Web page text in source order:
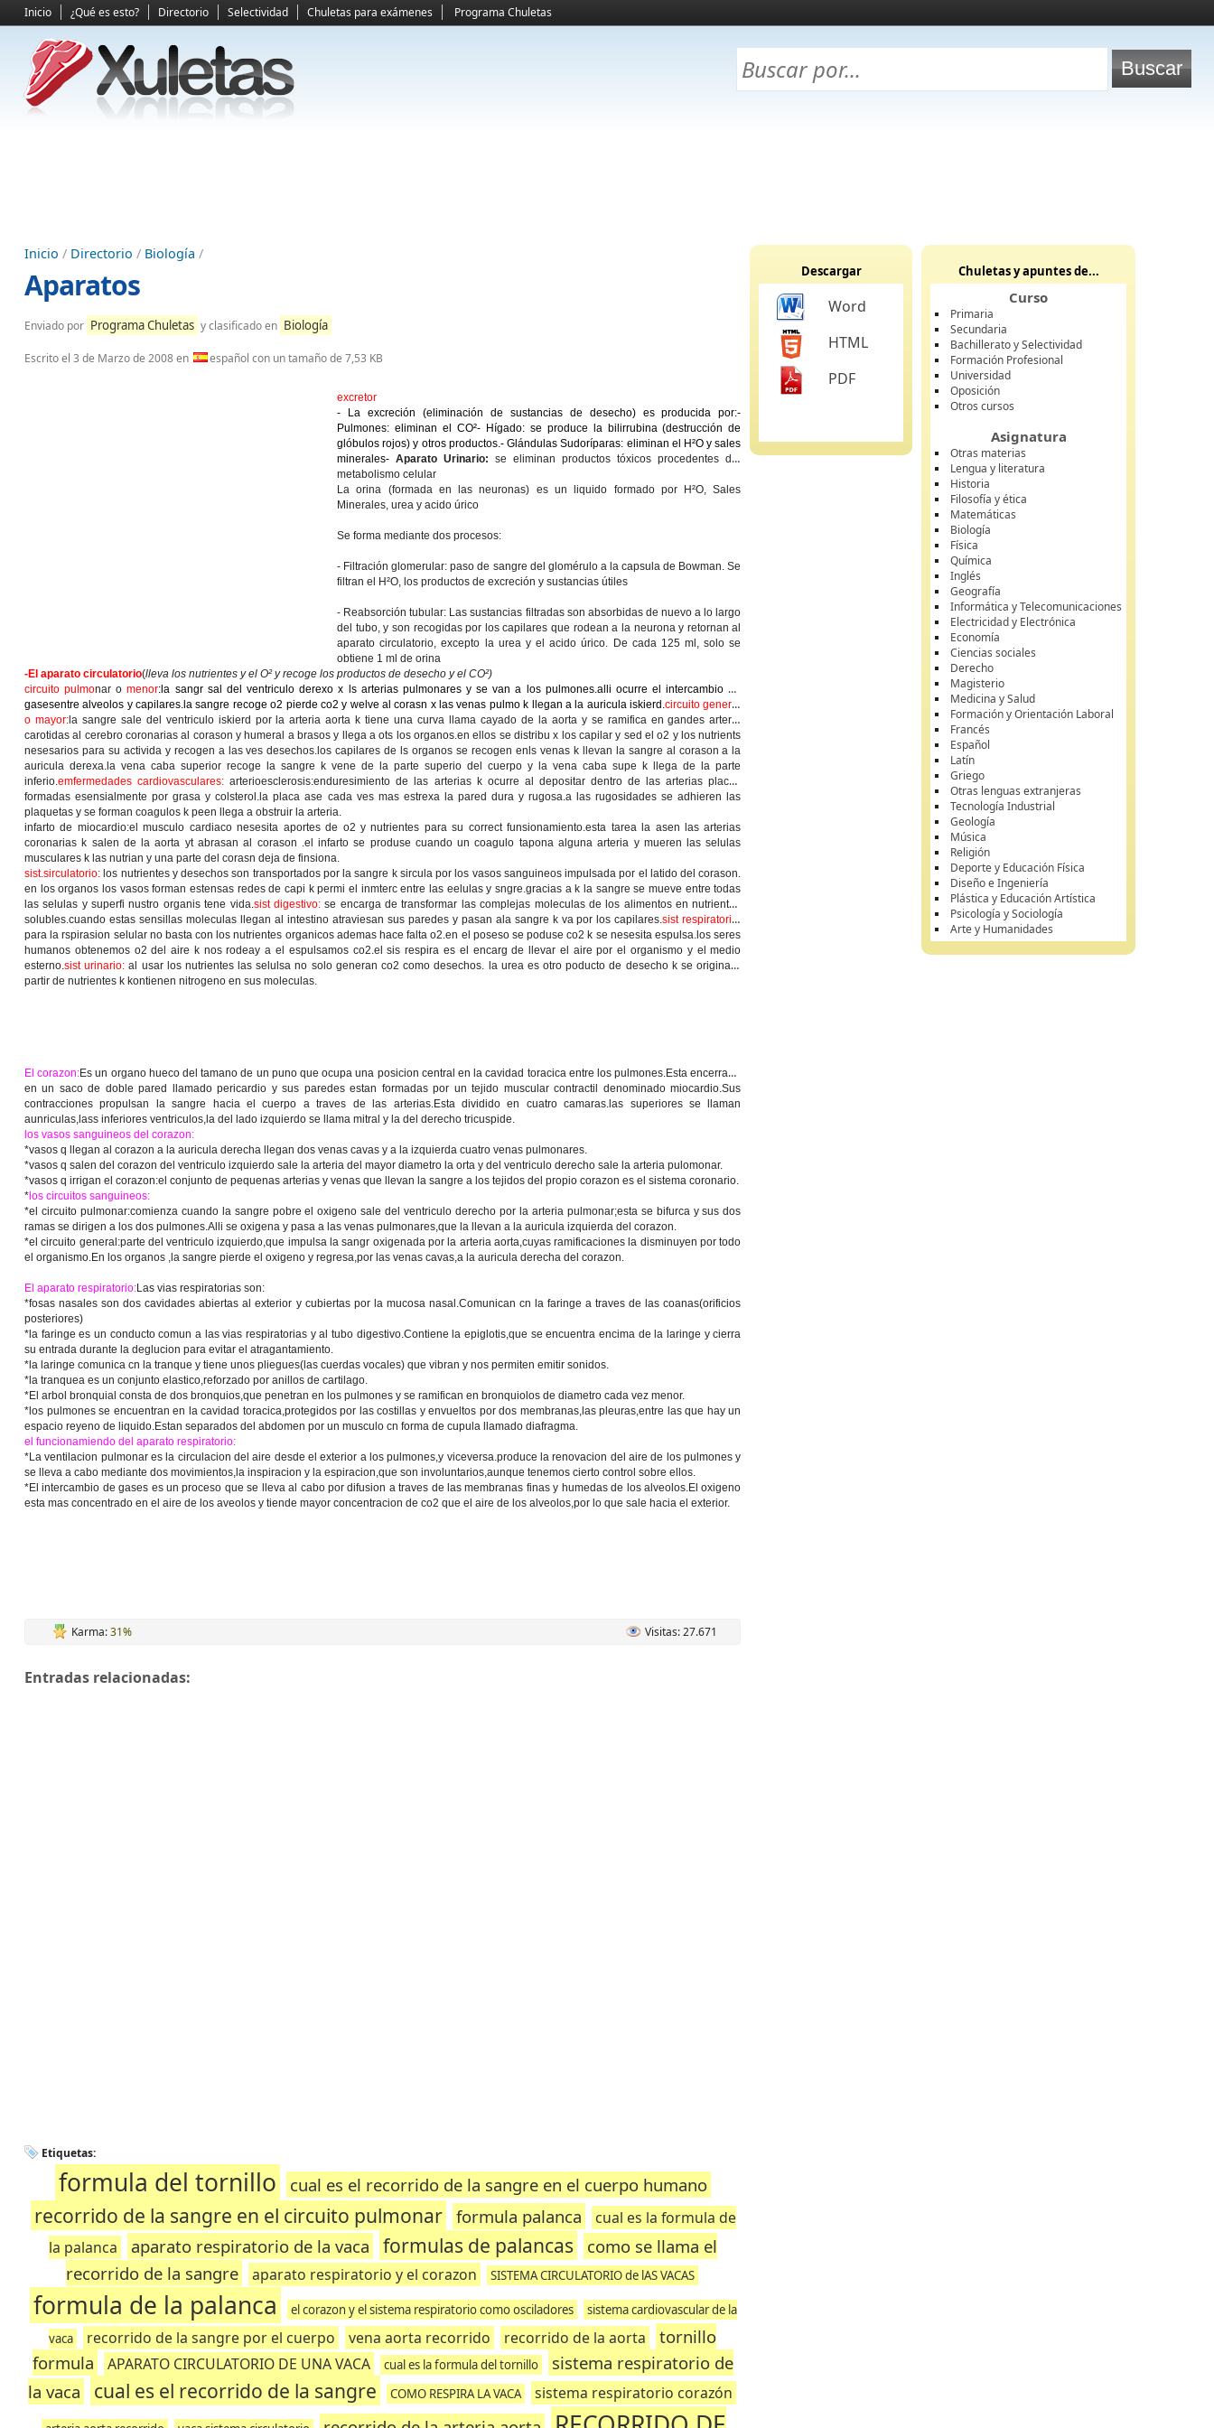
Inicio ¿Qué es esto? Directorio Selectividad Chuletas para exámenes Programa Chuletas
Inicio / Directorio / Biología /
Aparatos
Enviado por Programa Chuletas y clasificado en Biología
Escrito el 3 de Marzo de 2008en español con un tamaño de 7,53 KB
excretor
- La excreción (eliminación de sustancias de desecho) es producida por:-
Pulmones: eliminan el CO²- Hígado: se produce la bilirrubina (destrucción de
glóbulos rojos) y otros productos.- Glándulas Sudoríparas: eliminan el H²O y sales
minerales-Aparato Urinario:se eliminan productos tóxicos procedentes del
metabolismo celular
La orina (formada en las neuronas) es un liquido formado por H²O, Sales
Minerales, urea y acido úrico
Se forma mediante dos procesos:
- Filtración glomerular: paso de sangre del glomérulo a la capsula de Bowman. Se
filtran el H²O, los productos de excreción y sustancias útiles
- Reabsorción tubular: Las sustancias filtradas son absorbidas de nuevo a lo largo
del tubo, y son recogidas por los capilares que rodean a la neurona y retornan al
aparato circulatorio, excepto la urea y el acido úrico. De cada 125 ml, solo se
obtiene 1 ml de orina
-El aparato circulatorio(lleva los nutrientes y el O² y recoge los productos de desecho y el CO²)
circuito pulmonar o menor:la sangr sal del ventriculo derexo x ls arterias pulmonares y se van a los pulmones.alli ocurre el intercambio de
gasesentre alveolos y capilares.la sangre recoge o2 pierde co2 y welve al corasn x las venas pulmo k llegan a la auricula iskierd.circuito general
o mayor:la sangre sale del ventriculo iskierd por la arteria aorta k tiene una curva llama cayado de la aorta y se ramifica en gandes arteria
carotidas al cerebro coronarias al corason y humeral a brasos y llega a ots los organos.en ellos se distribu x los capilar y sed el o2 y los nutrients
nesesarios para su activida y recogen a las ves desechos.los capilares de ls organos se recogen enls venas k llevan la sangre al corason a la
auricula derexa.la vena caba superior recoge la sangre k vene de la parte superio del cuerpo y la vena caba supe k llega de la parte
inferio.emfermedades cardiovasculares:arterioesclerosis:enduresimiento de las arterias k ocurre al depositar dentro de las arterias placas
formadas esensialmente por grasa y colsterol.la placa ase cada ves mas estrexa la pared dura y rugosa.a las rugosidades se adhieren las
plaquetas y se forman coagulos k peen llega a obstruir la arteria.
infarto de miocardio:el musculo cardiaco nesesita aportes de o2 y nutrientes para su correct funsionamiento.esta tarea la asen las arterias
coronarias k salen de la aorta yt abrasan al corason .el infarto se produse cuando un coagulo tapona alguna arteria y mueren las selulas
musculares k las nutrian y una parte del corasn deja de finsiona.
sist.sirculatorio: los nutrientes y desechos son transportados por la sangre k sircula por los vasos sanguineos impulsada por el latido del corason.
en los organos los vasos forman estensas redes de capi k permi el inmterc entre las eelulas y sngre.gracias a k la sangre se mueve entre todas
las selulas y superfi nustro organis tene vida.sist digestivo:se encarga de transformar las complejas moleculas de los alimentos en nutrientes
solubles.cuando estas sensillas moleculas llegan al intestino atraviesan sus paredes y pasan ala sangre k va por los capilares.sist respiratorio:
para la rspirasion selular no basta con los nutrientes organicos ademas hace falta o2.en el poseso se poduse co2 k se nesesita espulsa.los seres
humanos obtenemos o2 del aire k nos rodeay a el espulsamos co2.el sis respira es el encarg de llevar el aire por el organismo y el medio
esterno.sist urinario: al usar los nutrientes las selulsa no solo generan co2 como desechos. la urea es otro poducto de desecho k se origina a
partir de nutrientes k kontienen nitrogeno en sus moleculas.
El corazon:Es un organo hueco del tamano de un puno que ocupa una posicion central en la cavidad toracica entre los pulmones.Esta encerrado
en un saco de doble pared llamado pericardio y sus paredes estan formadas por un tejido muscular contractil denominado miocardio.Sus
contracciones propulsan la sangre hacia el cuerpo a traves de las arterias.Esta dividido en cuatro camaras.las superiores se llaman
aunriculas,lass inferiores ventriculos,la del lado izquierdo se llama mitral y la del derecho tricuspide.
los vasos sanguineos del corazon:
*vasos q llegan al corazon a la auricula derecha llegan dos venas cavas y a la izquierda cuatro venas pulmonares.
*vasos q salen del corazon del ventriculo izquierdo sale la arteria del mayor diametro la orta y del ventriculo derecho sale la arteria pulomonar.
*vasos q irrigan el corazon:el conjunto de pequenas arterias y venas que llevan la sangre a los tejidos del propio corazon es el sistema coronario.
* los circuitos sanguineos:
*el circuito pulmonar:comienza cuando la sangre pobre el oxigeno sale del ventriculo derecho por la arteria pulmonar;esta se bifurca y sus dos
ramas se dirigen a los dos pulmones.Alli se oxigena y pasa a las venas pulmonares,que la llevan a la auricula izquierda del corazon.
*el circuito general:parte del ventriculo izquierdo,que impulsa la sangr oxigenada por la arteria aorta,cuyas ramificaciones la disminuyen por todo
el organismo.En los organos ,la sangre pierde el oxigeno y regresa,por las venas cavas,a la auricula derecha del corazon.
El aparato respiratorio:Las vias respiratorias son:
*fosas nasales son dos cavidades abiertas al exterior y cubiertas por la mucosa nasal.Comunican cn la faringe a traves de las coanas(orificios
posteriores)
*la faringe es un conducto comun a las vias respiratorias y al tubo digestivo.Contiene la epiglotis,que se encuentra encima de la laringe y cierra
su entrada durante la deglucion para evitar el atragantamiento.
*la laringe comunica cn la tranque y tiene unos pliegues(las cuerdas vocales) que vibran y nos permiten emitir sonidos.
*la tranquea es un conjunto elastico,reforzado por anillos de cartilago.
*El arbol bronquial consta de dos bronquios,que penetran en los pulmones y se ramifican en bronquiolos de diametro cada vez menor.
*los pulmones se encuentran en la cavidad toracica,protegidos por las costillas y envueltos por dos membranas,las pleuras,entre las que hay un
espacio reyeno de liquido.Estan separados del abdomen por un musculo cn forma de cupula llamado diafragma.
el funcionamiendo del aparato respiratorio:
*La ventilacion pulmonar es la circulacion del aire desde el exterior a los pulmones,y viceversa.produce la renovacion del aire de los pulmones y
se lleva a cabo mediante dos movimientos,la inspiracion y la espiracion,que son involuntarios,aunque tenemos cierto control sobre ellos.
*El intercambio de gases es un proceso que se lleva al cabo por difusion a traves de las membranas finas y humedas de los alveolos.El oxigeno
esta mas concentrado en el aire de los aveolos y tiende mayor concentracion de co2 que el aire de los alveolos,por lo que sale hacia el exterior.
Karma:31% Visitas: 27.671
Entradas relacionadas:
Etiquetas:
formula del tornillo cual es el recorrido de la sangre en el cuerpo humano
recorrido de la sangre en el circuito pulmonar formula palanca
cual es la formula de
la palanca
aparato respiratorio de la vaca formulas de palancas
como se llama el
recorrido de la sangre
aparato respiratorio y el corazon SISTEMA CIRCULATORIO de lAS VACAS
formula de la palanca el corazon y el sistema respiratorio como osciladores
sistema cardiovascular de la
vaca
recorrido de la sangre por el cuerpo vena aorta recorrido recorrido de la aorta
tornillo
formula
APARATO CIRCULATORIO DE UNA VACA cual es la formula del tornillo
sistema respiratorio de
la vaca
cual es el recorrido de la sangre COMO RESPIRA LA VACA sistema respiratorio corazón
Descargar
Word
HTML
PDF
Chuletas y apuntes de...
Curso
Primaria
Secundaria
Bachillerato y Selectividad
Formación Profesional
Universidad
Oposición
Otros cursos
Asignatura
Otras materias
Lengua y literatura
Historia
Filosofía y ética
Matemáticas
Biología
Física
Química
Inglés
Geografía
Informática y Telecomunicaciones
Electricidad y Electrónica
Economía
Ciencias sociales
Derecho
Magisterio
Medicina y Salud
Formación y Orientación Laboral
Francés
Español
Latín
Griego
Otras lenguas extranjeras
Tecnología Industrial
Geología
Música
Religión
Deporte y Educación Física
Diseño e Ingeniería
Plástica y Educación Artística
Psicología y Sociología
Arte y Humanidades